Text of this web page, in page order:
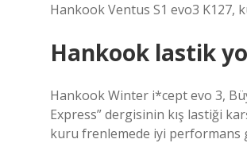
Hankook Ventus S1 evo3 K127,
Hankook lastik
Hankook Winter i*cept evo 3,
Express” dergisinin kış lastiği
kuru frenlemede iyi performans